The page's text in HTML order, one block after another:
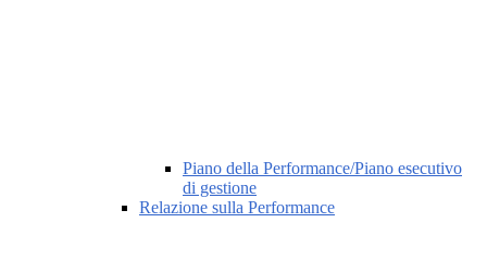
Piano della Performance/Piano esecutivo
di gestione
Relazione sulla Performance